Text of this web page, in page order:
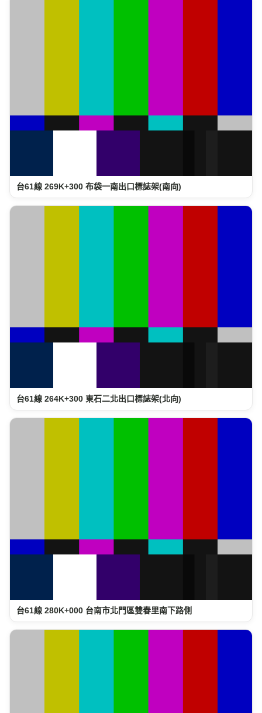
台61線 269K+300 布袋一南出口標誌架(南向)
台61線 264K+300 東石二北出口標誌架(北向)
台61線 280K+000 台南市北門區雙春里南下路側